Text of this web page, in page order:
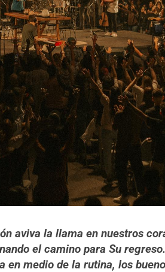
aviva la llama en nuestros
el camino para Su
en medio de la rutina, los